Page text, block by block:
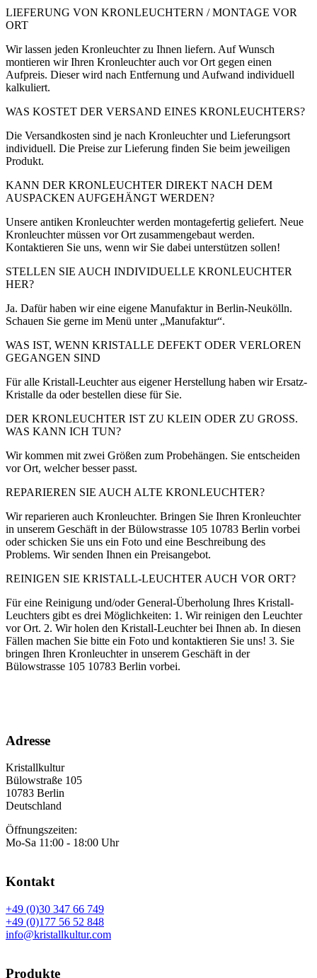
LIEFERUNG VON KRONLEUCHTERN / MONTAGE VOR
ORT
Wir lassen jeden Kronleuchter zu Ihnen liefern. Auf Wunsch
montieren wir Ihren Kronleuchter auch vor Ort gegen einen
Aufpreis. Dieser wird nach Entfernung und Aufwand individuell
kalkuliert.
WAS KOSTET DER VERSAND EINES KRONLEUCHTERS?
Die Versandkosten sind je nach Kronleuchter und Lieferungsort
individuell. Die Preise zur Lieferung finden Sie beim jeweiligen
Produkt.
KANN DER KRONLEUCHTER DIREKT NACH DEM
AUSPACKEN AUFGEHÄNGT WERDEN?
Unsere antiken Kronleuchter werden montagefertig geliefert. Neue
Kronleuchter müssen vor Ort zusammengebaut werden.
Kontaktieren Sie uns, wenn wir Sie dabei unterstützen sollen!
STELLEN SIE AUCH INDIVIDUELLE KRONLEUCHTER
HER?
Ja. Dafür haben wir eine eigene Manufaktur in Berlin-Neukölln.
Schauen Sie gerne im Menü unter „Manufaktur“.
WAS IST, WENN KRISTALLE DEFEKT ODER VERLOREN
GEGANGEN SIND
Für alle Kristall-Leuchter aus eigener Herstellung haben wir Ersatz-
Kristalle da oder bestellen diese für Sie.
DER KRONLEUCHTER IST ZU KLEIN ODER ZU GROSS.
WAS KANN ICH TUN?
Wir kommen mit zwei Größen zum Probehängen. Sie entscheiden
vor Ort, welcher besser passt.
REPARIEREN SIE AUCH ALTE KRONLEUCHTER?
Wir reparieren auch Kronleuchter. Bringen Sie Ihren Kronleuchter
in unserem Geschäft in der Bülowstrasse 105 10783 Berlin vorbei
oder schicken Sie uns ein Foto und eine Beschreibung des
Problems. Wir senden Ihnen ein Preisangebot.
REINIGEN SIE KRISTALL-LEUCHTER AUCH VOR ORT?
Für eine Reinigung und/oder General-Überholung Ihres Kristall-
Leuchters gibt es drei Möglichkeiten: 1. Wir reinigen den Leuchter
vor Ort. 2. Wir holen den Kristall-Leuchter bei Ihnen ab. In diesen
Fällen machen Sie bitte ein Foto und kontaktieren Sie uns! 3. Sie
bringen Ihren Kronleuchter in unserem Geschäft in der
Bülowstrasse 105 10783 Berlin vorbei.
Adresse
Kristallkultur
Bülowstraße 105
10783 Berlin
Deutschland
Öffnungszeiten:
Mo-Sa 11:00 - 18:00 Uhr
Kontakt
+49 (0)30 347 66 749
+49 (0)177 56 52 848
info@kristallkultur.com
Produkte